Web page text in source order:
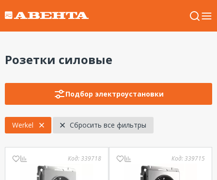
Розетки силовые
Подбор электроустановки
Werkel Сбросить все фильтры
Код:339718 Код:339715